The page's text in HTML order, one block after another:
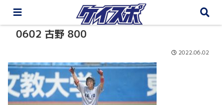
0602 古野 800
2022.06.02